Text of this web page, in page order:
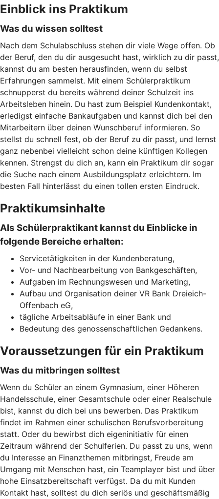
Einblick ins Praktikum
Was du wissen solltest
Nach dem Schulabschluss stehen dir viele Wege offen. Ob
der Beruf, den du dir ausgesucht hast, wirklich zu dir passt,
kannst du am besten herausfinden, wenn du selbst
Erfahrungen sammelst. Mit einem Schülerpraktikum
schnupperst du bereits während deiner Schulzeit ins
Arbeitsleben hinein. Du hast zum Beispiel Kundenkontakt,
erledigst einfache Bankaufgaben und kannst dich bei den
Mitarbeitern über deinen Wunschberuf informieren. So
stellst du schnell fest, ob der Beruf zu dir passt, und lernst
ganz nebenbei vielleicht schon deine künftigen Kollegen
kennen. Strengst du dich an, kann ein Praktikum dir sogar
die Suche nach einem Ausbildungsplatz erleichtern. Im
besten Fall hinterlässt du einen tollen ersten Eindruck.
Praktikumsinhalte
Als Schülerpraktikant kannst du Einblicke in
folgende Bereiche erhalten:
Servicetätigkeiten in der Kundenberatung,
Vor- und Nachbearbeitung von Bankgeschäften,
Aufgaben im Rechnungswesen und Marketing,
Aufbau und Organisation deiner VR Bank Dreieich-
Offenbach eG,
tägliche Arbeitsabläufe in einer Bank und
Bedeutung des genossenschaftlichen Gedankens.
Voraussetzungen für ein Praktikum
Was du mitbringen solltest
Wenn du Schüler an einem Gymnasium, einer Höheren
Handelsschule, einer Gesamtschule oder einer Realschule
bist, kannst du dich bei uns bewerben. Das Praktikum
findet im Rahmen einer schulischen Berufsvorbereitung
statt. Oder du bewirbst dich eigeninitiativ für einen
Zeitraum während der Schulferien. Du passt zu uns, wenn
du Interesse an Finanzthemen mitbringst, Freude am
Umgang mit Menschen hast, ein Teamplayer bist und über
hohe Einsatzbereitschaft verfügst. Da du mit Kunden
Kontakt hast, solltest du dich seriös und geschäftsmäßig